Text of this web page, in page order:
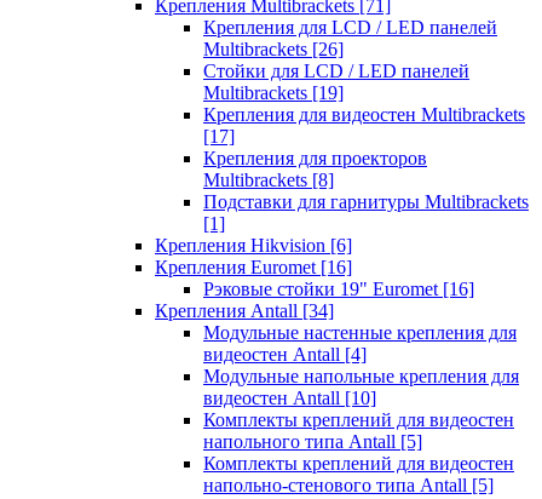
Крепления Multibrackets [71]
Крепления для LCD / LED панелей
Multibrackets [26]
Стойки для LCD / LED панелей
Multibrackets [19]
Крепления для видеостен Multibrackets
[17]
Крепления для проекторов
Multibrackets [8]
Подставки для гарнитуры Multibrackets
[1]
Крепления Hikvision [6]
Крепления Euromet [16]
Рэковые стойки 19" Euromet [16]
Крепления Antall [34]
Модульные настенные крепления для
видеостен Antall [4]
Модульные напольные крепления для
видеостен Antall [10]
Комплекты креплений для видеостен
напольного типа Antall [5]
Комплекты креплений для видеостен
напольно-стенового типа Antall [5]